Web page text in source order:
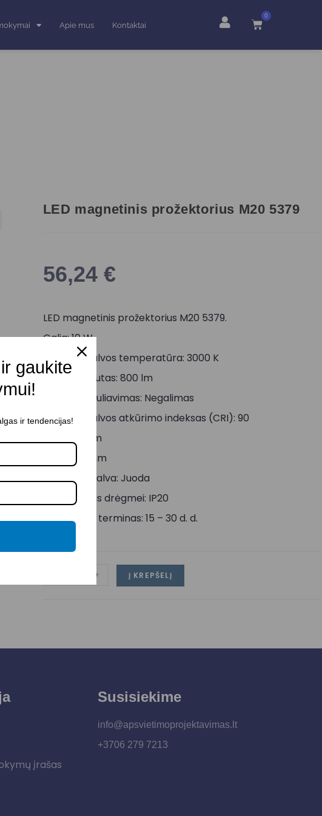
Apie mus Kontaktai
0
LED magnetinis prožektorius M20 5379
56,24 €
LED magnetinis prožektorius M20 5379.
Galia: 10 W
Šviesos spalvos temperatūra: 3000 K
Šviesos srautas: 800 lm
Šviesos reguliavimas: Negalimas
Šviesos spalvos atkūrimo indeksas (CRI): 90
Ilgis: 100 mm
Plotis: 70 mm
Korpuso spalva: Juoda
Atsparumas drėgmei: IP20
Pristatymo terminas: 15 – 30 d. d.
+ Į KREPŠELĮ
įrašas
Susisiekime
info@apsvietimoprojektavimas.lt
+3706 279 7213
ir gaukite
ir tendencijas!